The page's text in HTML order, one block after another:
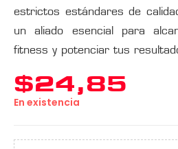
estrictos estándares de
un aliado esencial para
fitness y potenciar tus
$24,85
En existencia